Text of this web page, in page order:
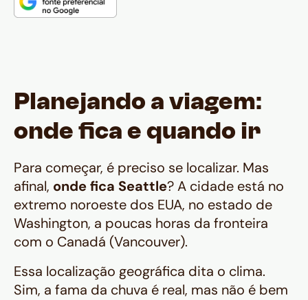
Planejando a viagem:
onde fica e quando ir
Para começar, é preciso se localizar. Mas
afinal, onde fica Seattle? A cidade está no
extremo noroeste dos EUA, no estado de
Washington, a poucas horas da fronteira
com o Canadá (Vancouver).
Essa localização geográfica dita o clima.
Sim, a fama da chuva é real, mas não é bem